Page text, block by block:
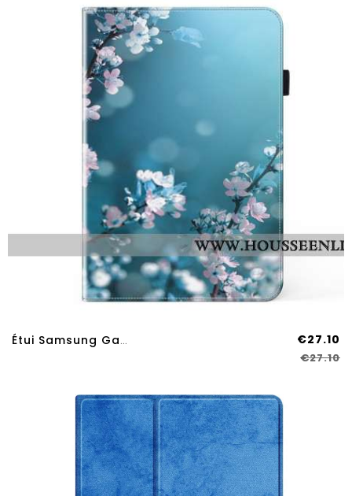
Étui Samsung Galaxy Tab S9 Plus / S9 FE Plus Fleurs De Prunier €27.10
€27.10